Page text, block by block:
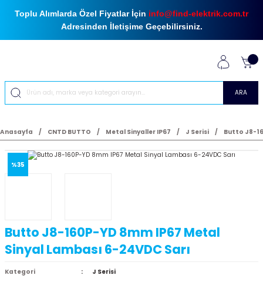
Toplu Alımlarda Özel Fiyatlar İçin info@find-elektrik.com.tr
Adresinden İletişime Geçebilirsiniz.
ARA
Anasayfa CNTD BUTTO Metal Sinyaller IP67 J Serisi Butto J8-
%35
Butto J8-160P-YD 8mm IP67 Metal
Sinyal Lambası 6-24VDC Sarı
Kategori
J Serisi